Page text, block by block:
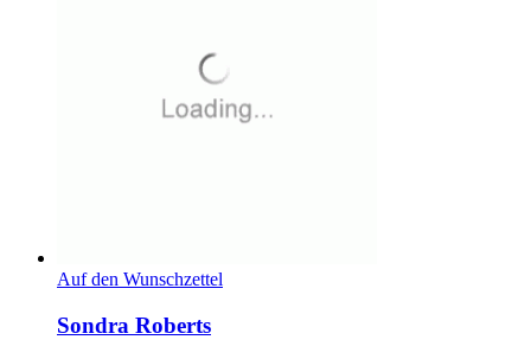
Auf den Wunschzettel
Sondra Roberts